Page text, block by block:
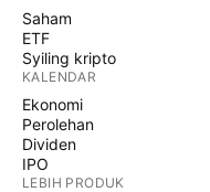
Saham
ETF
Syiling kripto
KALENDAR
Ekonomi
Perolehan
Dividen
IPO
LEBIH PRODUK